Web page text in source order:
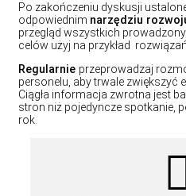
Po zakończeniu dyskusji
odpowiednim narzędziu
przegląd wszystkich
celów użyj na przykład
Regularnie przeprowadzaj
personelu, aby trwale zwiększyć
Ciągła informacja zwrotna jest
stron niż pojedyncze spotkanie,
rok.